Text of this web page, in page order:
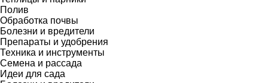
Полив
Обработка почвы
Болезни и вредители
Препараты и удобрения
Техника и инструменты
Семена и рассада
Идеи для сада